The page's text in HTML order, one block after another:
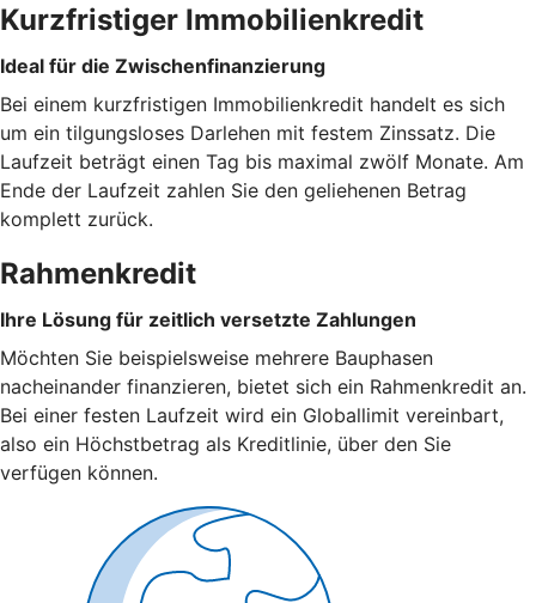
Kurzfristiger Immobilienkredit
Ideal für die Zwischenfinanzierung
Bei einem kurzfristigen Immobilienkredit handelt es sich
um ein tilgungsloses Darlehen mit festem Zinssatz. Die
Laufzeit beträgt einen Tag bis maximal zwölf Monate. Am
Ende der Laufzeit zahlen Sie den geliehenen Betrag
komplett zurück.
Rahmenkredit
Ihre Lösung für zeitlich versetzte Zahlungen
Möchten Sie beispielsweise mehrere Bauphasen
nacheinander finanzieren, bietet sich ein Rahmenkredit an.
Bei einer festen Laufzeit wird ein Globallimit vereinbart,
also ein Höchstbetrag als Kreditlinie, über den Sie
verfügen können.